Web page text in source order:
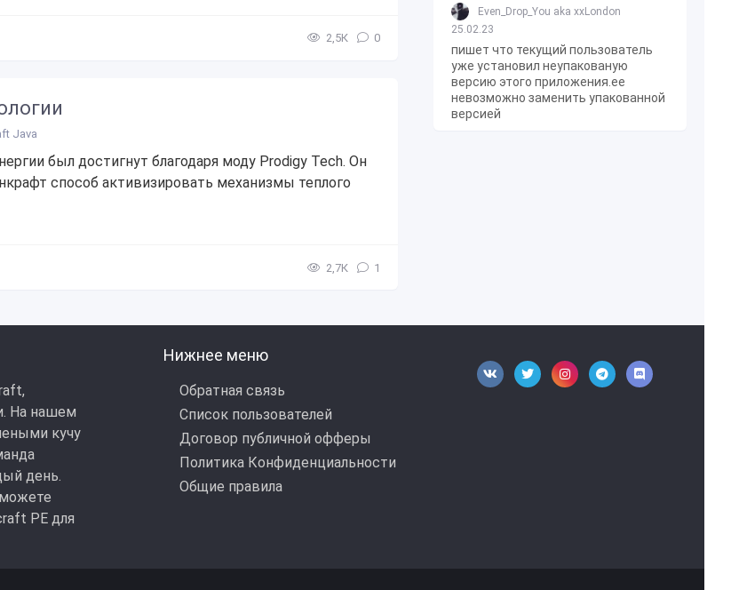
2,5К 0
Java
был достигнут благодаря моду Prodigy Tech. Он
способ активизировать механизмы теплого
2,7К 1
Even_Drop_You aka xxLondon
25.02.23
пишет что текущий пользователь
уже установил неупакованую
версию этого приложения.ее
невозможно заменить упакованной
версией
На нашем
кучу
день.
РЕ для
Нижнее меню
Обратная связь
Список пользователей
Договор публичной офферы
Политика Конфиденциальности
Общие правила